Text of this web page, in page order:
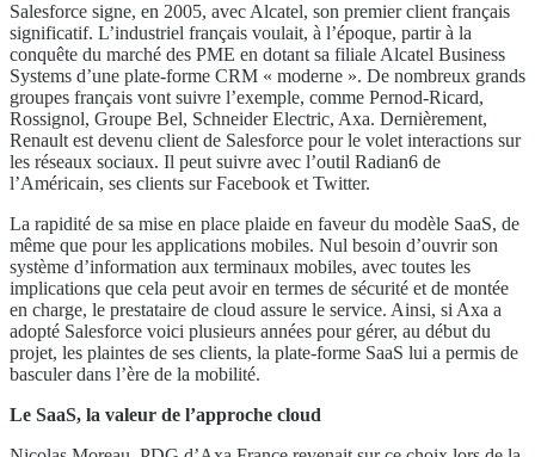
Salesforce signe, en 2005, avec Alcatel, son premier client français
significatif. L’industriel français voulait, à l’époque, partir à la
conquête du marché des PME en dotant sa filiale Alcatel Business
Systems d’une plate-forme CRM « moderne ». De nombreux grands
groupes français vont suivre l’exemple, comme Pernod-Ricard,
Rossignol, Groupe Bel, Schneider Electric, Axa. Dernièrement,
Renault est devenu client de Salesforce pour le volet interactions sur
les réseaux sociaux. Il peut suivre avec l’outil Radian6 de
l’Américain, ses clients sur Facebook et Twitter.
La rapidité de sa mise en place plaide en faveur du modèle SaaS, de
même que pour les applications mobiles. Nul besoin d’ouvrir son
système d’information aux terminaux mobiles, avec toutes les
implications que cela peut avoir en termes de sécurité et de montée
en charge, le prestataire de cloud assure le service. Ainsi, si Axa a
adopté Salesforce voici plusieurs années pour gérer, au début du
projet, les plaintes de ses clients, la plate-forme SaaS lui a permis de
basculer dans l’ère de la mobilité.
Le SaaS, la valeur de l’approche cloud